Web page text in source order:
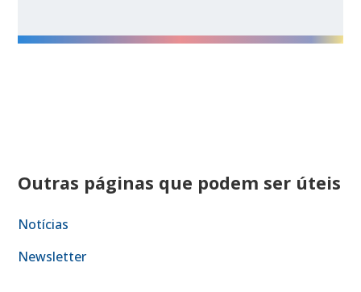
Outras páginas que podem ser úteis
Notícias
Newsletter